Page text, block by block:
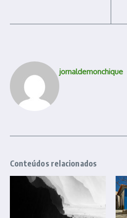
jornaldemonchique
Conteúdos relacionados